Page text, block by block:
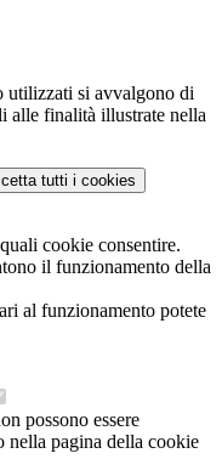
utilizzati si avvalgono di
alle finalità illustrate nella
tutti i cookies
cookie consentire.
il funzionamento della
al funzionamento potete
possono essere
nella pagina della cookie